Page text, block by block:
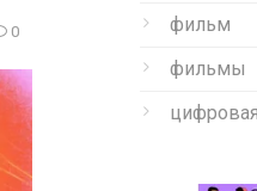
0
фильм
фильмы